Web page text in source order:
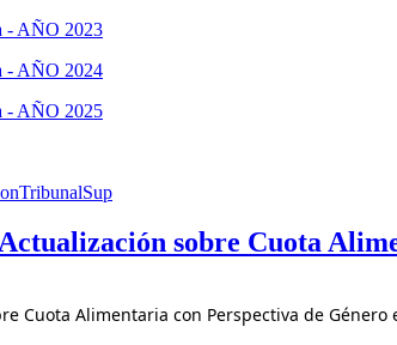
- AÑO 2023
- AÑO 2024
- AÑO 2025
sobre Cuota
Cuota Alimentaria con Perspectiva de Género